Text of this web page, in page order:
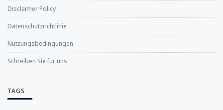
Disclaimer Policy
Datenschutzrichtlinie
Nutzungsbedingungen
Schreiben Sie für uns
TAGS